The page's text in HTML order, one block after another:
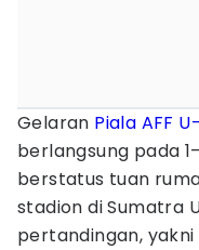
Gelaran Piala AFF
berlangsung pada
berstatus tuan
stadion di Sumatra
pertandingan,